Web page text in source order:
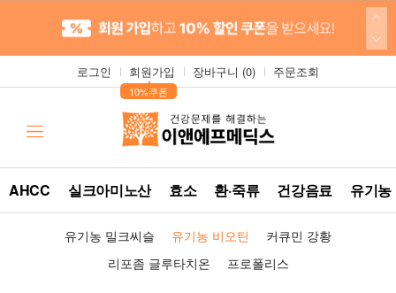
로그인 회원가입
▲
10%쿠폰
장바구니 (0) 주문조회
AHCC 실크아미노산 효소 환·죽류 건강음료 유기
유기농 밀크씨슬 유기농 비오틴
커큐민 강황
리포좀 글루타치온
프로폴리스